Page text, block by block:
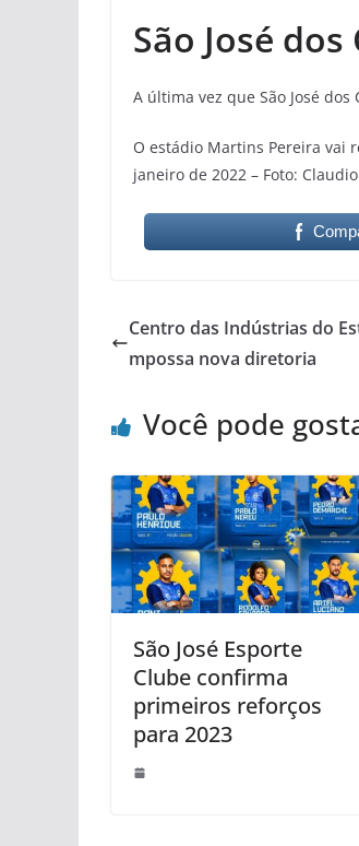
São José
A última vez que São José
O estádio Martins Pereira vai
janeiro de 2022 – Foto: Claudio
Centro das Indústrias do
mpossa nova diretoria
Você pode
São José Esporte
Clube confirma
primeiros reforços
para 2023